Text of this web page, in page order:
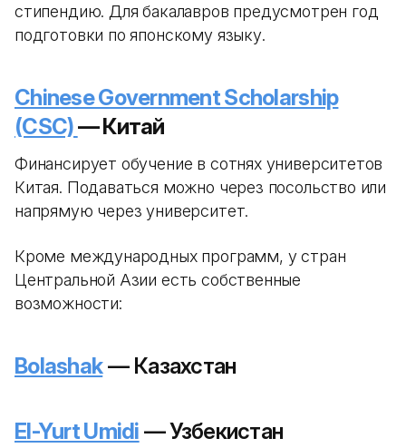
стипендию. Для бакалавров предусмотрен год
подготовки по японскому языку.
Chinese Government Scholarship
(CSC)— Китай
Финансирует обучение в сотнях университетов
Китая. Подаваться можно через посольство или
напрямую через университет.
Кроме международных программ, у стран
Центральной Азии есть собственные
возможности:
Bolashak— Казахстан
El-Yurt Umidi — Узбекистан